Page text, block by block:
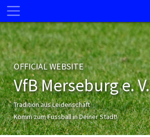
OFFICIAL WEBSITE
VfB Merseburg e. V.
Tradition aus Leidenschaft
Komm zum Fussball in Deiner Stadt!